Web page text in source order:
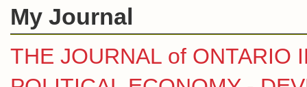
My Journal
THE JOURNAL of ONTARIO